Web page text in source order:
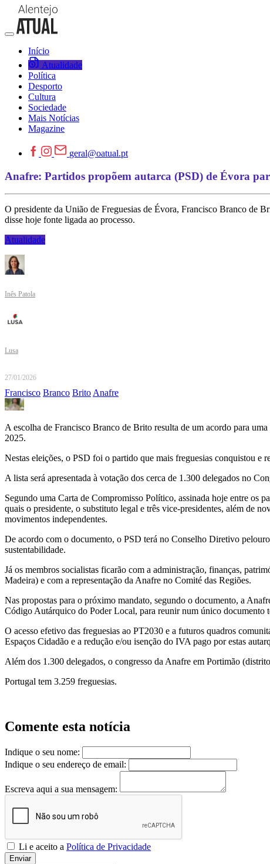
Início
Atualidade
Política
Desporto
Cultura
Sociedade
Mais Notícias
Magazine
geral@oatual.pt
Anafre: Partidos propõem autarca (PSD) de Évora
O presidente da União de Freguesias de Évora, Francisco Branco de
disse hoje fonte ligada ao processo.
Atualidade
Inês Patola
Lusa
27/01/2026
Francisco Branco BritoAnafre
A escolha de Francisco Branco de Brito resulta de um acordo para
2025.
Nestas eleições, o PSD foi o partido que mais freguesias conquistou e
A lista será apresentada à votação dos cerca de 1.300 delegados no
Segundo uma Carta de Compromisso Político, assinada hoje entre os
quais o presidente, o substituto legal e três vice-presidentes, além de
movimentos independentes.
De acordo com o documento, o PSD terá no Conselho Diretivo
sustentabilidade.
Já os membros socialistas ficarão com a administração, finanças,
Madeira) e com a representação da Anafre no Comité das Regiões.
Nas propostas para o próximo mandato, segundo o documento, a
Código Autárquico do Poder Local, para reunir num único documento
O acesso efetivo das freguesias ao PT2030 e a futuros quadros
Espaços Cidadão e a redução e/ou isenção do IVA pago por estas
Além dos 1.300 delegados, o congresso da Anafre em Portimão
Portugal tem 3.259 freguesias.
Comente esta notícia
Indique o seu nome:
Indique o seu endereço de email:
Escreva aqui a sua mensagem:
Li e aceito a Política de Privacidade
Enviar